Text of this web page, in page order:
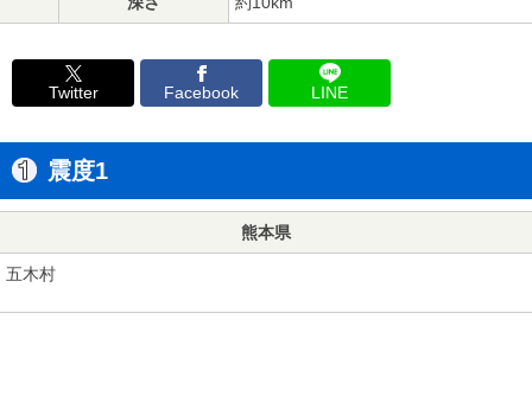
Twitter Facebook LINE
震度1
熊本県
五木村